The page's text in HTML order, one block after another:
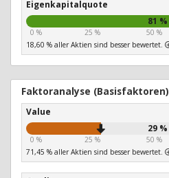
Eigenkapitalquote
81 %
0 % 25 % 50 %
18,60 % aller Aktien sind besser bewertet.
Faktoranalyse (Basisfaktoren)
Value
29 %
0 % 25 % 50 %
71,45 % aller Aktien sind besser bewertet.